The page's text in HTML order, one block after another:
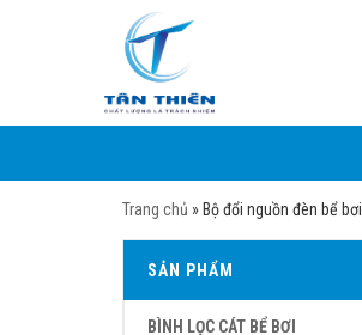
Trang chủ » Bộ đổi nguồn đèn bể bơi
SẢN PHẨM
BÌNH LỌC CÁT BỂ BƠI